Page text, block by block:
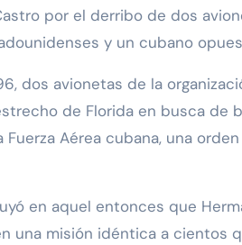
por el derribo de dos
y un cubano
dos avionetas de la
de Florida en busca de
Aérea cubana, una
en aquel entonces que
una misión idéntica a cientos